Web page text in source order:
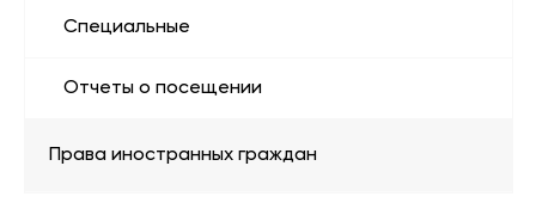
Специальные
Отчеты о посещении
Права иностранных граждан